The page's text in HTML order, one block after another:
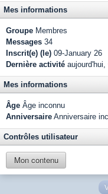
Mes informations
Groupe Membres
Messages 34
Inscrit(e) (le) 09-January 26
Dernière activité aujourd'hui,
Mes informations
Âge Âge inconnu
Anniversaire Anniversaire
Contrôles utilisateur
Mon contenu